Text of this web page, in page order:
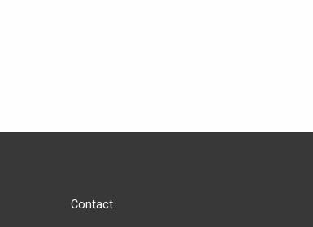
Contact